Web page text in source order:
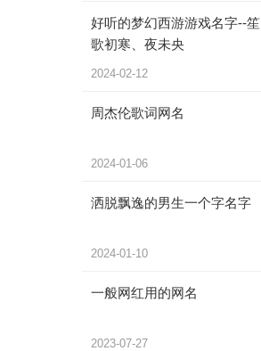
好听的梦幻西游游戏名字--笙
歌初寒、夜未央
2024-02-12
周杰伦歌词网名
2024-01-06
洒脱飘逸的男生一个字名字
2024-01-10
一般网红用的网名
2023-07-27